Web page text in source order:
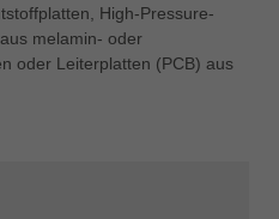
High-Pressure-
melamin- oder
oder Leiterplatten (PCB) aus